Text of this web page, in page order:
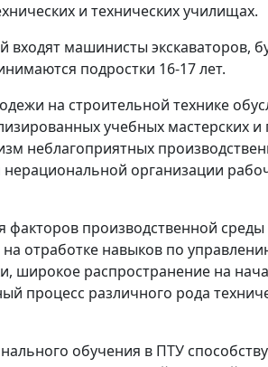
и технических училищах.
входят машинисты экскаваторов,
подростки 16-17 лет.
на строительной технике
учебных мастерских и
неблагоприятных
организации
производственной
отработке навыков по
широкое распространение на
процесс различного рода
обучения в ПТУ